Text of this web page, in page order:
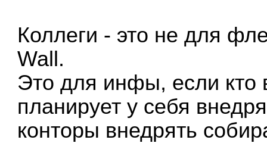
Коллеги - это не для
Wall.
Это для инфы, если кто
планирует у себя
конторы внедрять